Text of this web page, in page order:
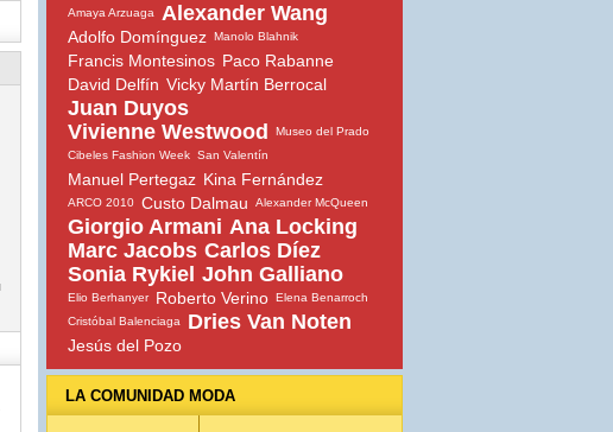
Amaya Arzuaga Alexander Wang
Adolfo Domínguez Manolo Blahnik
Francis Montesinos Paco Rabanne
David Delfín Vicky Martín Berrocal
Juan Duyos
Vivienne Westwood
Museo del Prado
Cibeles Fashion Week San Valentín
Manuel Pertegaz Kina Fernández
ARCO 2010 Custo Dalmau Alexander McQueen
Giorgio Armani Ana Locking
Marc Jacobs Carlos Díez
Sonia Rykiel John Galliano
Elio Berhanyer Roberto Verino Elena Benarroch
Cristóbal Balenciaga
Dries Van Noten
Jesús del Pozo
LA COMUNIDAD MODA